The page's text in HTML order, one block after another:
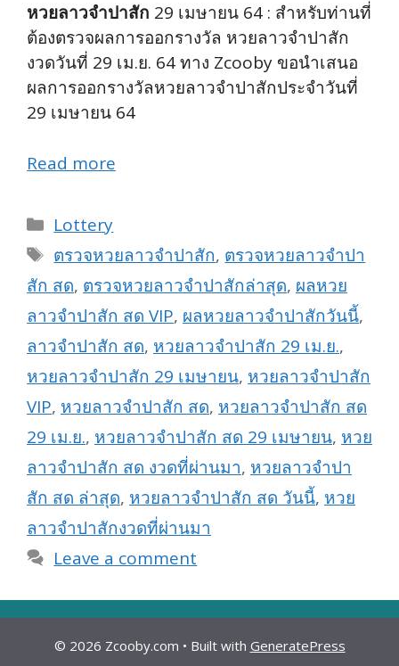
หวยลาวจำปาสัก 29 เมษายน 64 : สำหรับท่านที่
ต้องตรวจผลการออกรางวัล หวยลาวจำปาสัก
งวดวันที่ 29 เม.ย. 64 ทาง Zcooby ขอนำเสนอ
ผลการออกรางวัลหวยลาวจำปาสักประจำวันที่
29 เมษายน 64
Read more
Categories
Lottery
Tags
ตรวจหวยลาวจำปาสัก, ตรวจหวยลาวจำปา
สัก สด, ตรวจหวยลาวจำปาสักล่าสุด, ผลหวย
ลาวจำปาสัก สด VIP, ผลหวยลาวจำปาสักวันนี้,
ลาวจำปาสัก สด, หวยลาวจำปาสัก 29 เม.ย.,
หวยลาวจำปาสัก 29 เมษายน, หวยลาวจำปาสัก
VIP, หวยลาวจำปาสัก สด, หวยลาวจำปาสัก สด
29 เม.ย., หวยลาวจำปาสัก สด 29 เมษายน, หวย
ลาวจำปาสัก สด งวดที่ผ่านมา, หวยลาวจำปา
สัก สด ล่าสุด, หวยลาวจำปาสัก สด วันนี้, หวย
ลาวจำปาสักงวดที่ผ่านมา
Leave a comment
© 2026 Zcooby.com • Built with GeneratePress